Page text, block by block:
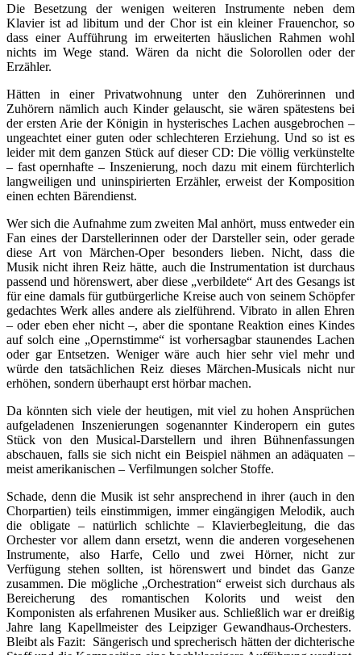
Die Besetzung der wenigen weiteren Instrumente neben dem
Klavier ist ad libitum und der Chor ist ein kleiner Frauenchor, so
dass einer Aufführung im erweiterten häuslichen Rahmen wohl
nichts im Wege stand. Wären da nicht die Solorollen oder der
Erzähler.
Hätten in einer Privatwohnung unter den Zuhörerinnen und
Zuhörern nämlich auch Kinder gelauscht, sie wären spätestens bei
der ersten Arie der Königin in hysterisches Lachen ausgebrochen –
ungeachtet einer guten oder schlechteren Erziehung. Und so ist es
leider mit dem ganzen Stück auf dieser CD: Die völlig verkünstelte
– fast opernhafte – Inszenierung, noch dazu mit einem fürchterlich
langweiligen und uninspirierten Erzähler, erweist der Komposition
einen echten Bärendienst.
Wer sich die Aufnahme zum zweiten Mal anhört, muss entweder ein
Fan eines der Darstellerinnen oder der Darsteller sein, oder gerade
diese Art von Märchen-Oper besonders lieben. Nicht, dass die
Musik nicht ihren Reiz hätte, auch die Instrumentation ist durchaus
passend und hörenswert, aber diese „verbildete“ Art des Gesangs ist
für eine damals für gutbürgerliche Kreise auch von seinem Schöpfer
gedachtes Werk alles andere als zielführend. Vibrato in allen Ehren
– oder eben eher nicht –, aber die spontane Reaktion eines Kindes
auf solch eine „Opernstimme“ ist vorhersagbar staunendes Lachen
oder gar Entsetzen. Weniger wäre auch hier sehr viel mehr und
würde den tatsächlichen Reiz dieses Märchen-Musicals nicht nur
erhöhen, sondern überhaupt erst hörbar machen.
Da könnten sich viele der heutigen, mit viel zu hohen Ansprüchen
aufgeladenen Inszenierungen sogenannter Kinderopern ein gutes
Stück von den Musical-Darstellern und ihren Bühnenfassungen
abschauen, falls sie sich nicht ein Beispiel nähmen an adäquaten –
meist amerikanischen – Verfilmungen solcher Stoffe.
Schade, denn die Musik ist sehr ansprechend in ihrer (auch in den
Chorpartien) teils einstimmigen, immer eingängigen Melodik, auch
die obligate – natürlich schlichte – Klavierbegleitung, die das
Orchester vor allem dann ersetzt, wenn die anderen vorgesehenen
Instrumente, also Harfe, Cello und zwei Hörner, nicht zur
Verfügung stehen sollten, ist hörenswert und bindet das Ganze
zusammen. Die mögliche „Orchestration“ erweist sich durchaus als
Bereicherung des romantischen Kolorits und weist den
Komponisten als erfahrenen Musiker aus. Schließlich war er dreißig
Jahre lang Kapellmeister des Leipziger Gewandhaus-Orchesters.
Bleibt als Fazit: Sängerisch und sprecherisch hätten der dichterische